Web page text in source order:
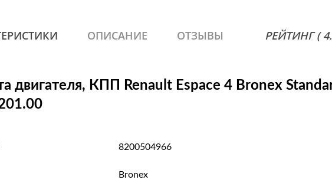
ОПИСАНИЕ ОТЗЫВЫ РЕЙТИНГ (
двигателя, КПП Renault Espace 4 Bronex
8200504966
Bronex